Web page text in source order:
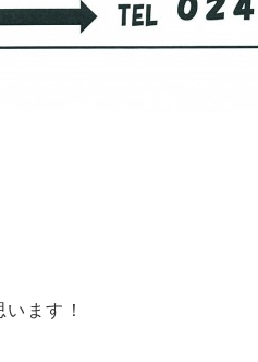
ます！